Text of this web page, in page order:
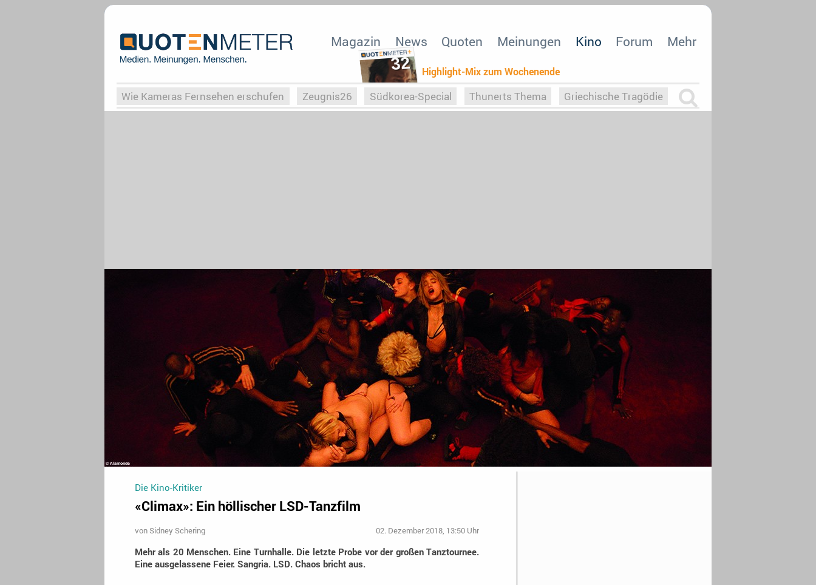
32 Highlight-Mix zum Wochenende
Magazin News Quoten Meinungen Kino Forum Mehr
Wie Kameras Fernsehen erschufen Zeugnis26 Südkorea-Special Thunerts Thema Griechische Tragödie
Die Kino-Kritiker
«Climax»: Ein höllischer LSD-Tanzfilm
vonSidney Schering 02. Dezember 2018, 13:50 Uhr
Mehr als 20 Menschen. Eine Turnhalle. Die letzte Probe vor der großen Tanztournee.
Eine ausgelassene Feier. Sangria. LSD. Chaos bricht aus.